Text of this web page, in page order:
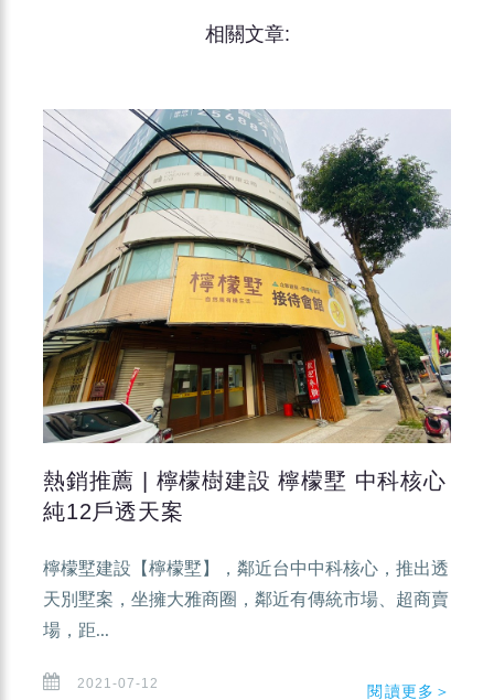
相關文章:
熱銷推薦 | 檸檬樹建設 檸檬墅 中科核心
純12戶透天案
檸檬墅建設【檸檬墅】，鄰近台中中科核心，推出透
天別墅案，坐擁大雅商圈，鄰近有傳統市場、超商賣
場，距...
2021-07-12 閱讀更多＞